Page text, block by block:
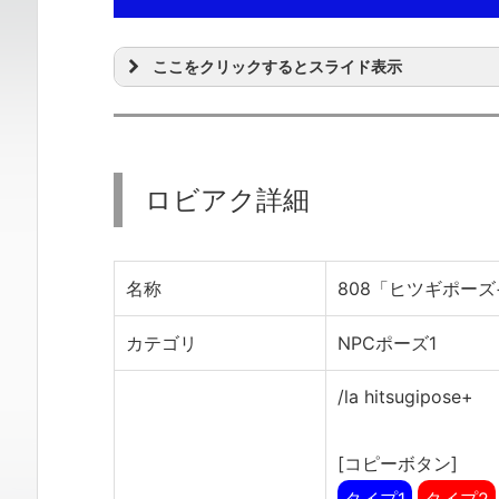
ここをクリックするとスライド表示
ロビアク詳細
名称 808「ヒツギポー
カテゴリ NPCポーズ1
/la hitsugipose+
[コピーボタン]